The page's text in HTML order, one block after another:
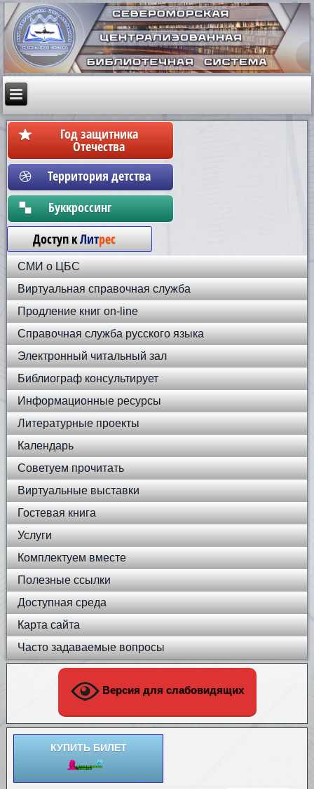
Год защитника
Отечества
Территория детства
Бyккpoccинг
Доступ кЛитрес
СМИ о ЦБС
Виртуальная справочная служба
Продление книг on-line
Справочная служба русского языка
Электронный читальный зал
Библиограф консультирует
Информационные ресурсы
Литературные проекты
Календарь
Советуем прочитать
Виртуальные выставки
Гостевая книга
Услуги
Комплектуем вместе
Полезные ссылки
Доступная среда
Карта сайта
Часто задаваемые вопросы
Версия для слабовидящих
КУПИТЬ БИЛЕТ